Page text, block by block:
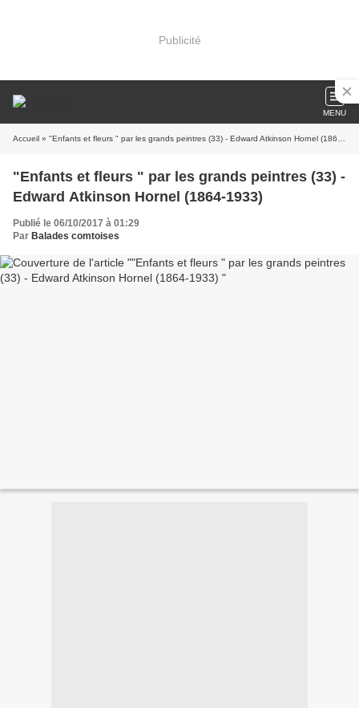
Publicité
MENU
Accueil » "Enfants et fleurs " par les grands peintres (33) - Edward Atkinson Hornel (1864-1933)
"Enfants et fleurs " par les grands peintres (33) -
Edward Atkinson Hornel (1864-1933)
Publié le 06/10/2017 à 01:29
Par Balades comtoises